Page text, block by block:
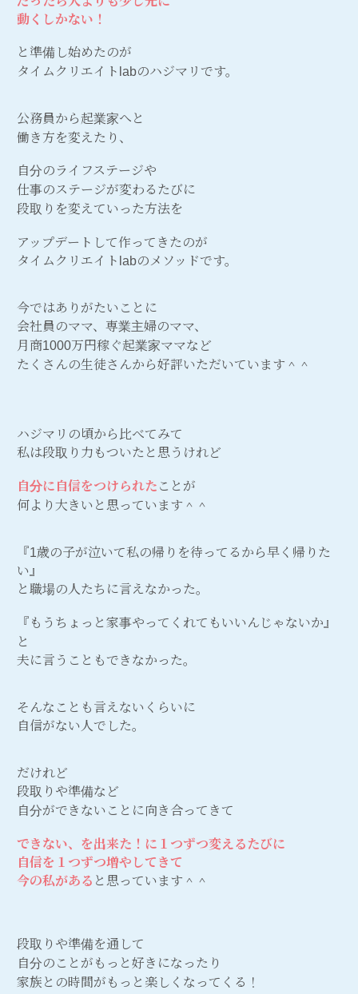
動くしかない！
と準備し始めたのが
タイムクリエイトlabのハジマリです。
公務員から起業家へと
働き方を変えたり、
自分のライフステージや
仕事のステージが変わるたびに
段取りを変えていった方法を
アップデートして作ってきたのが
タイムクリエイトlabのメソッドです。
今ではありがたいことに
会社員のママ、専業主婦のママ、
月商1000万円稼ぐ起業家ママなど
たくさんの生徒さんから好評いただいています＾＾
ハジマリの頃から比べてみて
私は段取り力もついたと思うけれど
自分に自信をつけられた ことが
何より大きいと思っています＾＾
『1歳の子が泣いて私の帰りを待ってるから早く帰りた
い』
と職場の人たちに言えなかった。
『もうちょっと家事やってくれてもいいんじゃないか』
と
夫に言うこともできなかった。
そんなことも言えないくらいに
自信がない人でした。
だけれど
段取りや準備など
自分ができないことに向き合ってきて
できない、を出来た！に１つずつ変えるたびに
自信を１つずつ増やしてきて
今の私がある と思っています＾＾
段取りや準備を通して
自分のことがもっと好きになったり
家族との時間がもっと楽しくなってくる！